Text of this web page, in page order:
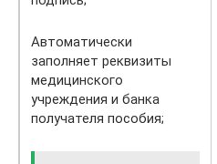
Автоматически
заполняет реквизиты
медицинского
учреждения и банка
получателя пособия;